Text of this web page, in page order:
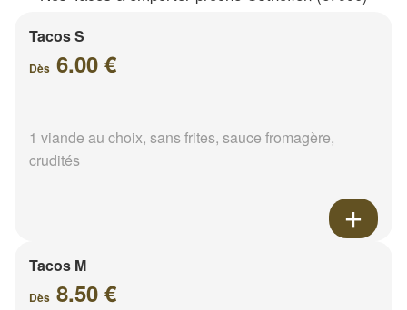
Tacos S
Dès 6.00 €
1 viande au choix, sans frites, sauce fromagère,
crudités
Tacos M
Dès 8.50 €